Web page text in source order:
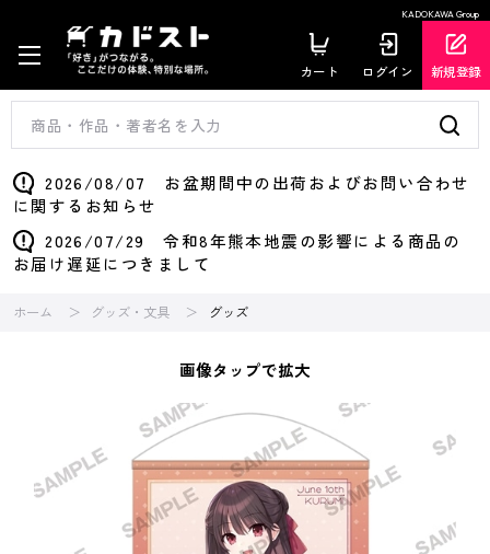
KADOKAWA Group
カート ログイン 新規登録
2026/08/07 お盆期間中の出荷およびお問い合わせ
に関するお知らせ
2026/07/29 令和8年熊本地震の影響による商品の
お届け遅延につきまして
ホーム グッズ・文具 グッズ
画像タップで拡大